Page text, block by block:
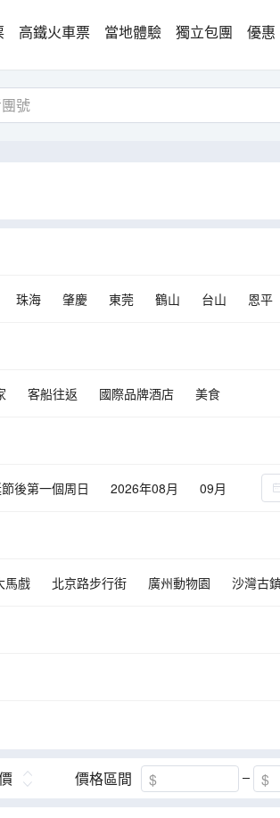
高鐵火車票 當地體驗 獨立包團 優惠
珠海 肇慶 東莞 鶴山 台山 恩平
客船往返 國際品牌酒店 美食
後第一個周日 2026年08月
09月
馬戲 北京路步行街 廣州動物園 沙灣古
山市博物館 曲水灣風情街商業街-磚雕
夏
價格區間